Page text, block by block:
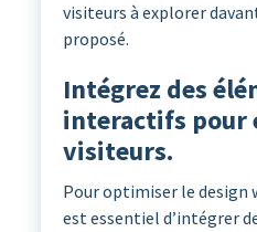
visiteurs à explorer
proposé.
Intégrez des
interactifs pour
visiteurs.
Pour optimiser le design
est essentiel d’intégrer